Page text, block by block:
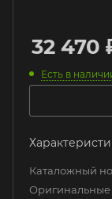
32 470
Есть в
Каталожный